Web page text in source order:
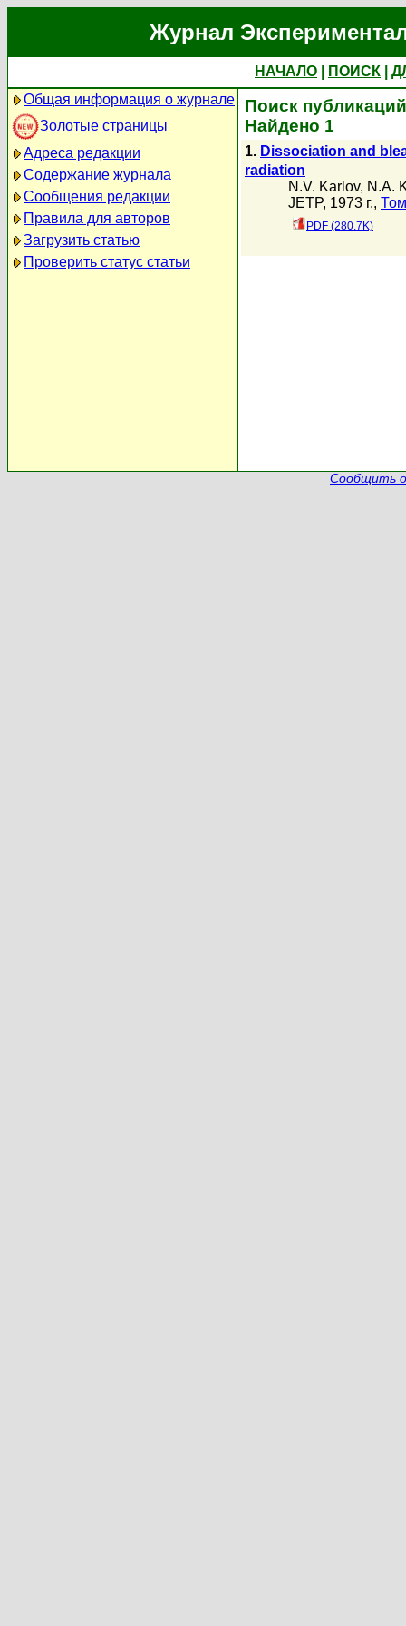
Журнал
НАЧАЛО ПОИСК
Общая информация о журнале
Золотые страницы
Адреса редакции
Содержание журнала
Сообщения редакции
Правила для авторов
Загрузить статью
Проверить статус статьи
Поиск
Найдено 1
1. Dissociation and
radiation
N.V. Karlov, N.A.
JETP, 1973 г.,
PDF (280.7K)
Сообщить о